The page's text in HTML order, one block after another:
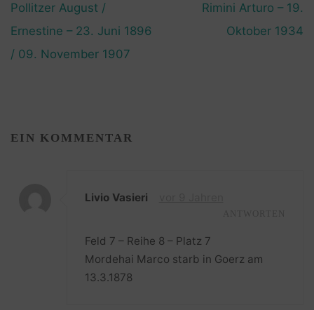
Pollitzer August /
Ernestine – 23. Juni 1896
/ 09. November 1907
Rimini Arturo – 19.
Oktober 1934
EIN KOMMENTAR
Livio Vasieri
Feld 7 – Reihe 8 – Platz 7
Mordehai Marco starb in Goerz am
13.3.1878